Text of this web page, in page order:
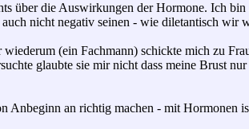
über die Auswirkungen der Hormone. Ich
nicht negativ seinen - wie diletantisch wir
(ein Fachmann) schickte mich zu
glaubte sie mir nicht dass meine Brust
Anbeginn an richtig machen - mit Hormonen